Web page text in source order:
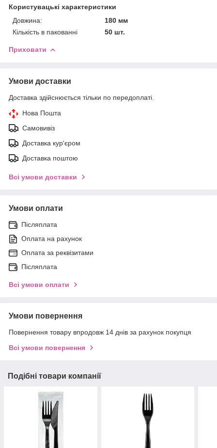
Користувацькі характеристики
Довжина:
180 мм
Кількість в пакованні
50 шт.
Приховати
Умови доставки
Доставка здійснюється тільки по передоплаті.
Нова Пошта
Самовивіз
Доставка кур'єром
Доставка поштою
Всі умови доставки
Умови оплати
Післяплата
Оплата на рахунок
Оплата за реквізитами
Післяплата
Всі умови оплати
Умови повернення
Повернення товару впродовж 14 днів за рахунок покупця
Всі умови повернення
Подібні товари компанії